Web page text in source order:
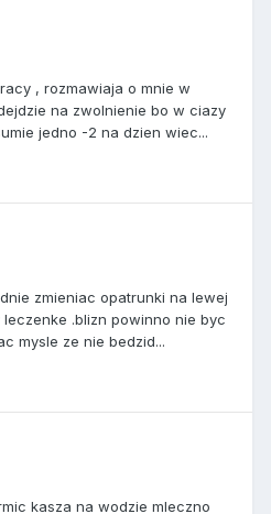
, rozmawiaja o mnie w
na zwolnienie bo w ciazy
jedno -2 na dzien wiec...
zmieniac opatrunki na lewej
.blizn powinno nie byc
mysle ze nie bedzid...
kasza na wodzie mleczno